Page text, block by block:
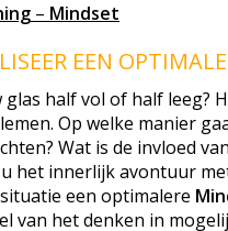
– Mindset
EEN
glas half vol of half leeg?
Op welke manier
Wat is de invloed
het innerlijk avontuur
een optimalere
van het denken in